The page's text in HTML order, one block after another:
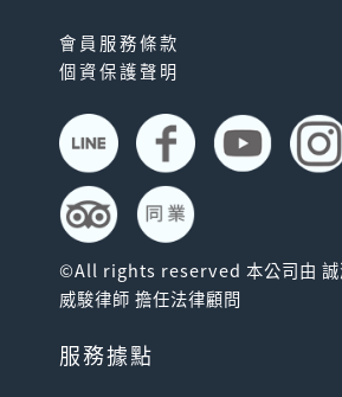
會員服務條款
個資保護聲明
©All rights reserved 本公司由 誠
威駿律師 擔任法律顧問
服務據點